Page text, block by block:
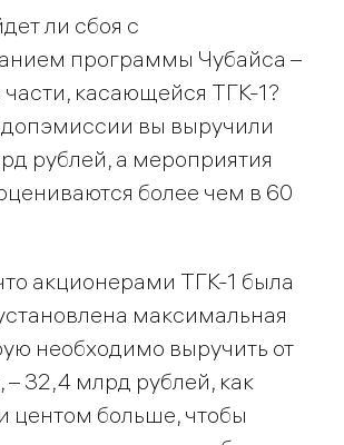
ли сбоя с
программы Чубайса –
касающейся ТГК-1?
допэмиссии вы выручили
рублей, а мероприятия
более чем в 60
акционерами ТГК-1 была
максимальная
необходимо выручить от
32,4 млрд рублей, как
центом больше, чтобы